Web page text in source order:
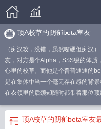
顶A校草的阴郁beta室友
（痴汉攻，没错，虽然嘴硬但痴汉
友，对方是个Alpha，SSS级的体质
心里的校草。而他是个普普通通的
是在集体中当一个毫无存在感的背
在衣领里的后颈却随时都带着那位
头，全都源于那该死的信息素紊乱
成Omega咬了又咬舔了又舔。小
顶A校草的阴郁beta室友